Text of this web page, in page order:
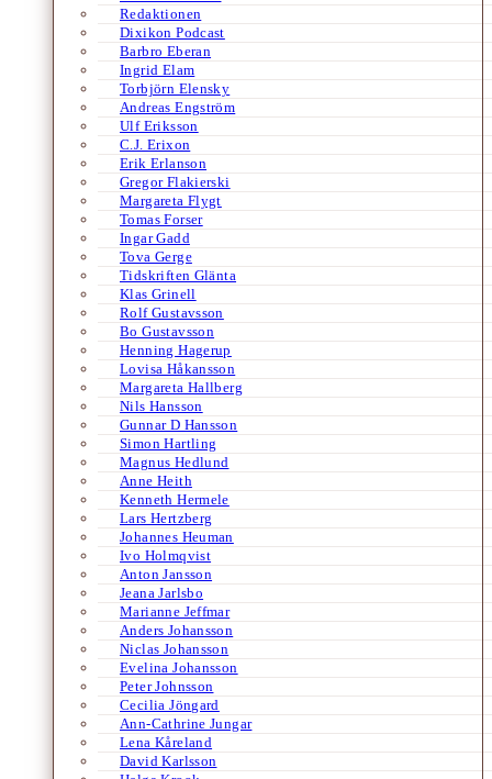
Redaktionen
Dixikon Podcast
Barbro Eberan
Ingrid Elam
Torbjörn Elensky
Andreas Engström
Ulf Eriksson
C.J. Erixon
Erik Erlanson
Gregor Flakierski
Margareta Flygt
Tomas Forser
Ingar Gadd
Tova Gerge
Tidskriften Glänta
Klas Grinell
Rolf Gustavsson
Bo Gustavsson
Henning Hagerup
Lovisa Håkansson
Margareta Hallberg
Nils Hansson
Gunnar D Hansson
Simon Hartling
Magnus Hedlund
Anne Heith
Kenneth Hermele
Lars Hertzberg
Johannes Heuman
Ivo Holmqvist
Anton Jansson
Jeana Jarlsbo
Marianne Jeffmar
Anders Johansson
Niclas Johansson
Evelina Johansson
Peter Johnsson
Cecilia Jöngard
Ann-Cathrine Jungar
Lena Kåreland
David Karlsson